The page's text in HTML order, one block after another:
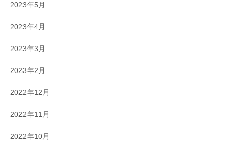
2023年5月
2023年4月
2023年3月
2023年2月
2022年12月
2022年11月
2022年10月